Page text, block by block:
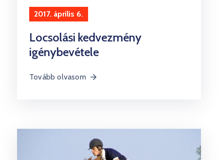
2017. április 6.
Locsolási kedvezmény
igénybevétele
Tovább olvasom